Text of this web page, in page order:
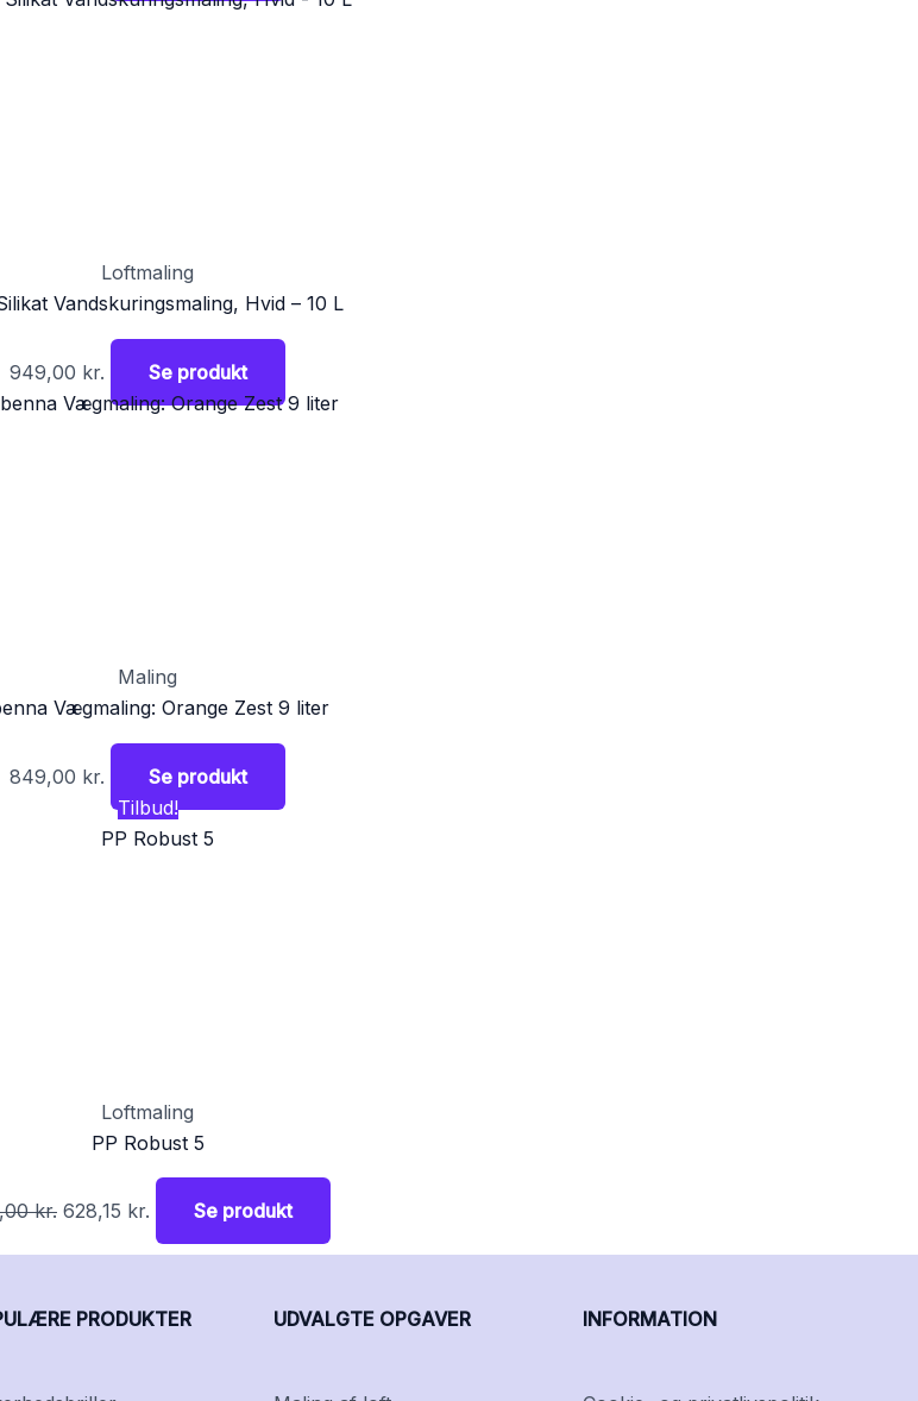
Loftmaling
Vandskuringsmaling, Hvid – 10 L
949,00 kr. Se produkt
Maling
Vægmaling: Orange Zest 9 liter
849,00 kr.
Se produkt
Tilbud!
Loftmaling
PP Robust 5
kr. 628,15 kr. Se produkt
PRODUKTER UDVALGTE OPGAVER INFORMATION